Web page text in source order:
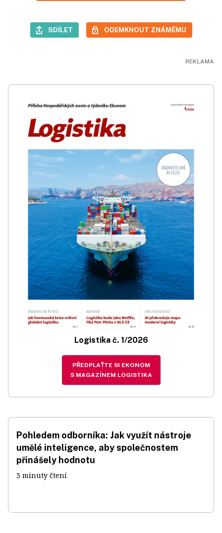
SDÍLET ODEMKNOUT ZNÁMÉMU
Logistika č. 1/2026
PŘEDPLAŤTE SI EKONOM
S MAGAZÍNEM LOGISTIKA
Pohledem odborníka: Jak využít nástroje
umělé inteligence, aby společnostem
přinášely hodnotu
3 minuty čtení